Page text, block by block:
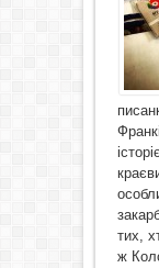
тих,
ж